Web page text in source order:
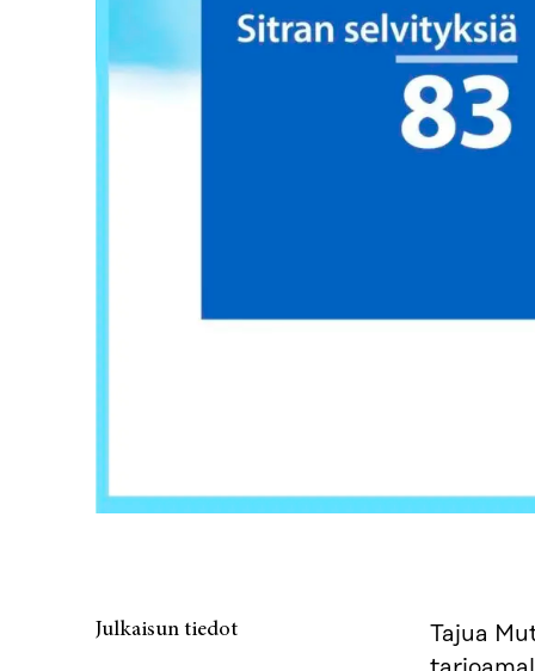
Julkaisun tiedot
Tajua